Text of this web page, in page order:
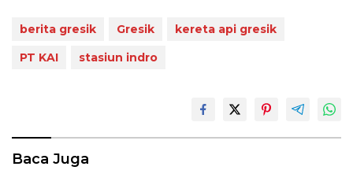
berita gresik Gresik
kereta api gresik
PT KAI
stasiun indro
Baca Juga